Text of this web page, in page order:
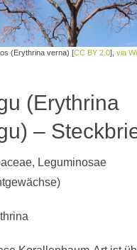
(Erythrina verna) [CC BY 2.0], via
(Erythrina
–
Leguminosae